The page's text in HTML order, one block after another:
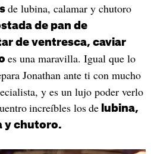
de lubina, calamar y chutoro
de pan de
de ventresca, caviar
es una maravilla. Igual que lo
Jonathan ante ti con mucho
y es un lujo poder verlo
increíbles losdelubina,
y chutoro.